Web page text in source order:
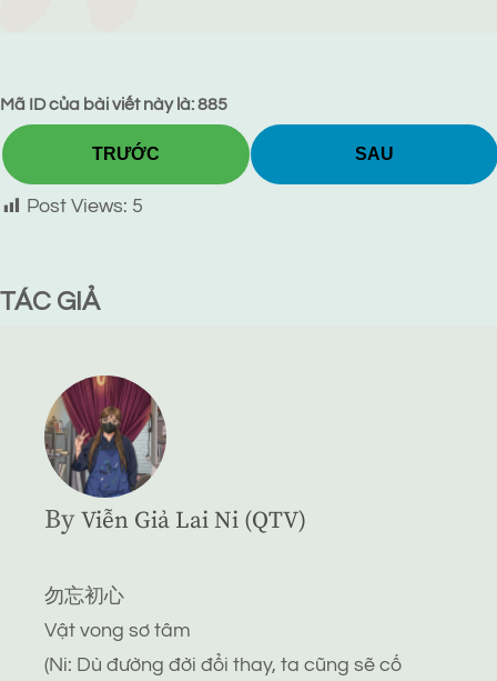
Mã ID của bài viết này là: 885
TRƯỚC SAU
Post Views: 5
TÁC GIẢ
By Viễn Giả Lai Ni (QTV)
勿忘初心
Vật vong sơ tâm
(Ni: Dù đường đời đổi thay, ta cũng sẽ cố